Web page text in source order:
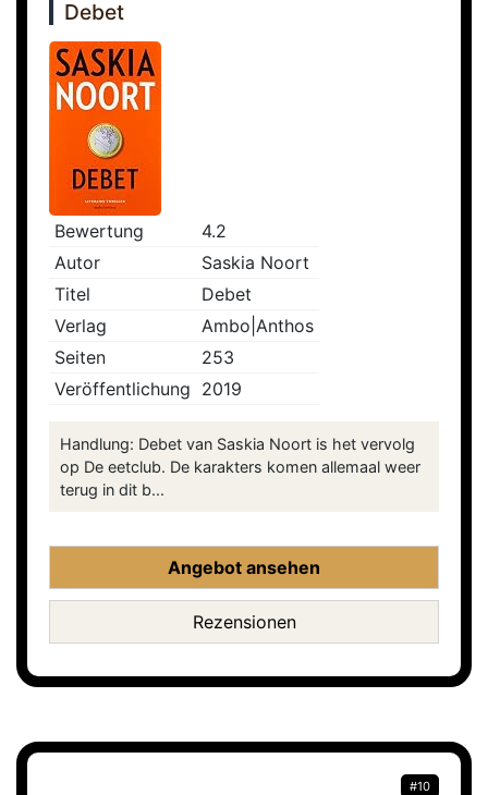
Debet
Bewertung
4.2
Autor
Saskia Noort
Titel
Debet
Verlag
Ambo|Anthos
Seiten
253
Veröffentlichung 2019
Handlung: Debet van Saskia Noort is het vervolg
op De eetclub. De karakters komen allemaal weer
terug in dit b...
Angebot ansehen
Rezensionen
#10